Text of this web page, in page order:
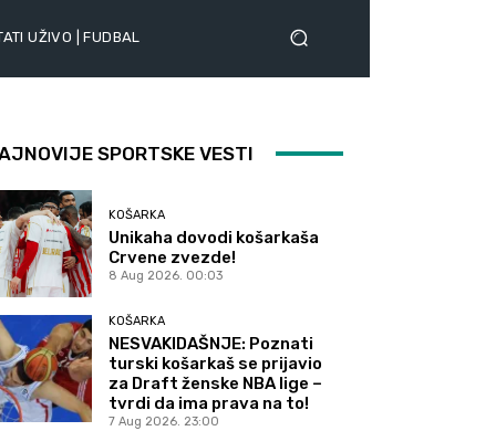
UŽIVO | FUDBAL
SPORTSKE VESTI
KOŠARKA
Unikaha dovodi košarkaša
Crvene zvezde!
8 Aug 2026. 00:03
KOŠARKA
NESVAKIDAŠNJE: Poznati
turski košarkaš se prijavio
za Draft ženske NBA lige –
tvrdi da ima prava na to!
7 Aug 2026. 23:00